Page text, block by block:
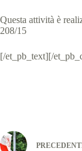
Questa attività è
208/15
[/et_pb_text][/